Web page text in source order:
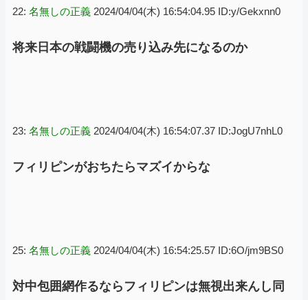
22: 名無しの正義 2024/04/04(木) 16:54:04.95 ID:y/Gekxnn0
将来日本の戦闘機の売り込み先になるのか
23: 名無しの正義 2024/04/04(木) 16:54:07.37 ID:JogU7nhL0
フィリピンがおちたらマズイからな
25: 名無しの正義 2024/04/04(木) 16:54:25.57 ID:6O/jm9BS0
対中包囲網作るならフィリピンは無視出来んし同